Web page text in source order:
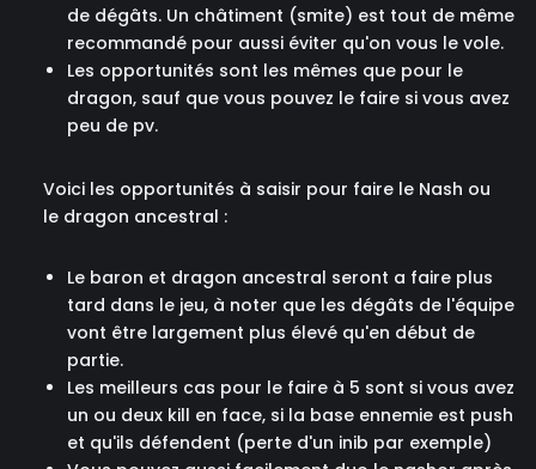
de dégâts. Un châtiment (smite) est tout de même
recommandé pour aussi éviter qu'on vous le vole.
Les opportunités sont les mêmes que pour le
dragon, sauf que vous pouvez le faire si vous avez
peu de pv.
Voici les opportunités à saisir pour faire le Nash ou
le dragon ancestral :
Le baron et dragon ancestral seront a faire plus
tard dans le jeu, à noter que les dégâts de l'équipe
vont être largement plus élevé qu'en début de
partie.
Les meilleurs cas pour le faire à 5 sont si vous avez
un ou deux kill en face, si la base ennemie est push
et qu'ils défendent (perte d'un inib par exemple)